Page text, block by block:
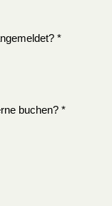
*
buchen? *